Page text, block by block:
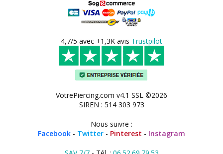
4,7/5 avec +1,3K avis Trustpilot
VotrePiercing.com v4.1 SSL ©2026
SIREN : 514 303 973
Nous suivre :
Facebook - Twitter - Pinterest - Instagram